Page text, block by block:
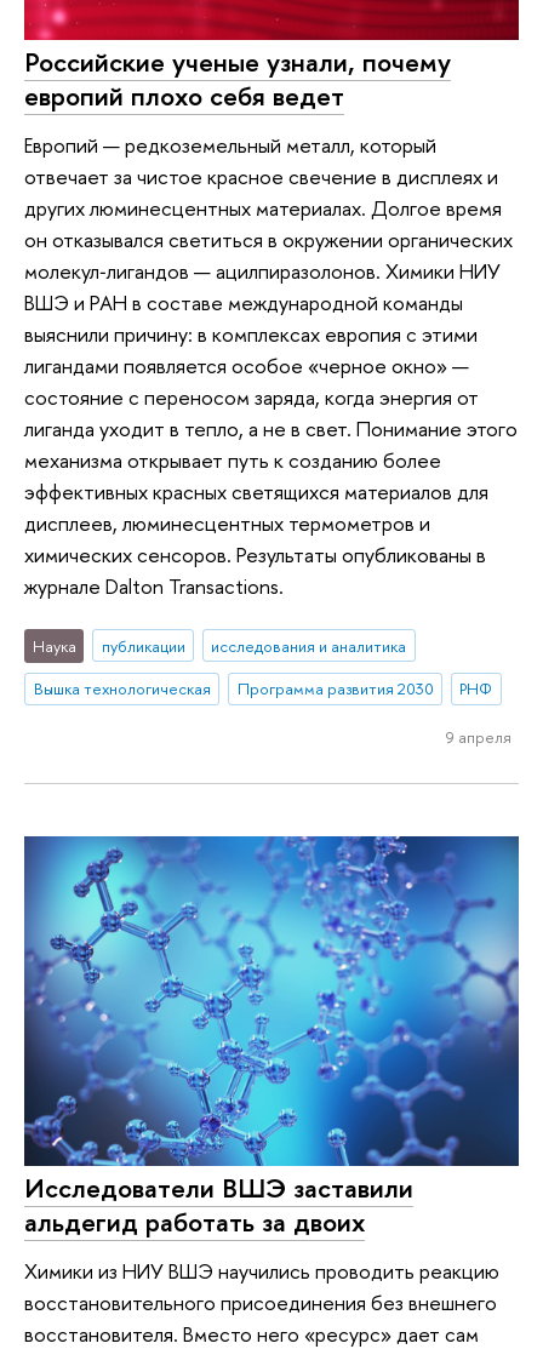
Российские ученые узнали, почему
европий плохо себя ведет
Европий — редкоземельный металл, который
отвечает за чистое красное свечение в дисплеях и
других люминесцентных материалах. Долгое время
он отказывался светиться в окружении органических
молекул‑лигандов — ацилпиразолонов. Химики НИУ
ВШЭ и РАН в составе международной команды
выяснили причину: в комплексах европия с этими
лигандами появляется особое «черное окно» —
состояние с переносом заряда, когда энергия от
лиганда уходит в тепло, а не в свет. Понимание этого
механизма открывает путь к созданию более
эффективных красных светящихся материалов для
дисплеев, люминесцентных термометров и
химических сенсоров. Результаты опубликованы в
журнале Dalton Transactions.
Наука публикации
исследования и аналитика
Вышка технологическая
Программа развития 2030 РНФ
9 апреля
Исследователи ВШЭ заставили
альдегид работать за двоих
Химики из НИУ ВШЭ научились проводить реакцию
восстановительного присоединения без внешнего
восстановителя. Вместо него «ресурс» дает сам